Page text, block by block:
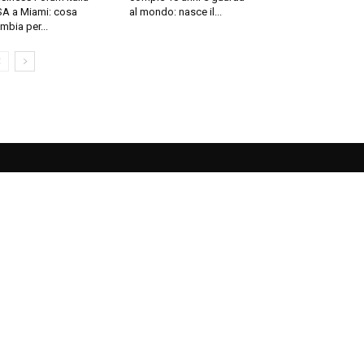
a Miami: cosa
per...
al mondo: nasce il...